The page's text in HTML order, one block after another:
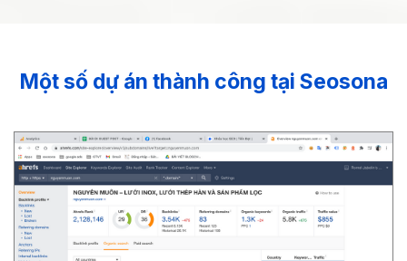
Một số dự án thành công tại Seosona